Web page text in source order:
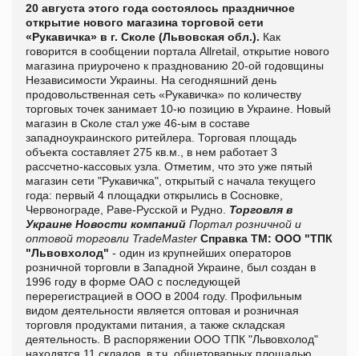
20 августа этого года состоялось праздничное
открытие нового магазина торговой сети
«Рукавичка» в г. Сколе (Львовская обл.). Как
говорится в сообщении портала Аllretail, открытие нового
магазина приурочено к празднованию 20-ой годовщины
Независимости Украины. На сегодняшний день
продовольственная сеть «Рукавичка» по количеству
торговых точек занимает 10-ю позицию в Украине. Новый
магазин в Сколе стал уже 46-ым в составе
западноукраинского ритейлера. Торговая площадь
объекта составляет 275 кв.м., в нем работает 3
рассчетно-кассовых узла. Отметим, что это уже пятый
магазин сети "Рукавичка", открытый с начала текущего
года: первый 4 площадки открылись в Сосновке,
Червонограде, Раве-Русской и Рудно. Торговля в
Украине Новости компаний Портал розничной и
оптовой торговли TradeMaster Справка ТМ: ООО "ТПК
"Львовхолод" - один из крупнейших операторов
розничной торговли в Западной Украине, был создан в
1996 году в форме ОАО с последующей
перерегистрацией в ООО в 2004 году. Профильным
видом деятельности является оптовая и розничная
торговля продуктами питания, а также складская
деятельность. В распоряжении ООО ТПК "Львовхолод"
находятся 11 складов, в т.ч. общетоварных площадью